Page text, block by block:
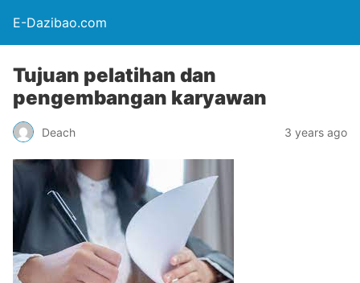
E-Dazibao.com
Tujuan pelatihan dan
pengembangan karyawan
Deach 3 years ago